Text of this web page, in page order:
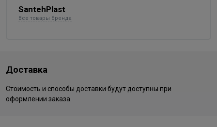
SantehPlast
Все товары бренда
Доставка
Стоимость и способы доставки будут доступны при
оформлении заказа.